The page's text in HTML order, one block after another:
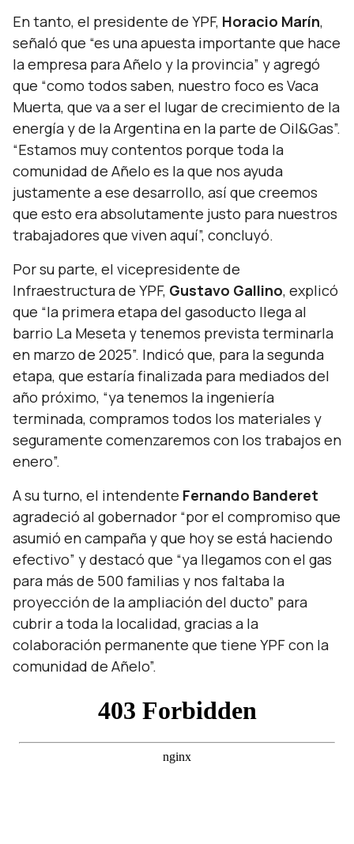
En tanto, el presidente de YPF, Horacio Marín,
señaló que “es una apuesta importante que hace
la empresa para Añelo y la provincia” y agregó
que “como todos saben, nuestro foco es Vaca
Muerta, que va a ser el lugar de crecimiento de la
energía y de la Argentina en la parte de Oil&Gas”.
“Estamos muy contentos porque toda la
comunidad de Añelo es la que nos ayuda
justamente a ese desarrollo, así que creemos
que esto era absolutamente justo para nuestros
trabajadores que viven aquí”, concluyó.
Por su parte, el vicepresidente de
Infraestructura de YPF, Gustavo Gallino, explicó
que “la primera etapa del gasoducto llega al
barrio La Meseta y tenemos prevista terminarla
en marzo de 2025”. Indicó que, para la segunda
etapa, que estaría finalizada para mediados del
año próximo, “ya tenemos la ingeniería
terminada, compramos todos los materiales y
seguramente comenzaremos con los trabajos en
enero”.
A su turno, el intendente Fernando Banderet
agradeció al gobernador “por el compromiso que
asumió en campaña y que hoy se está haciendo
efectivo” y destacó que “ya llegamos con el gas
para más de 500 familias y nos faltaba la
proyección de la ampliación del ducto” para
cubrir a toda la localidad, gracias a la
colaboración permanente que tiene YPF con la
comunidad de Añelo”.